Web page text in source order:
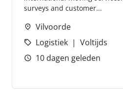
surveys and customer...
Vilvoorde
Logistiek
Voltijds
10 dagen geleden